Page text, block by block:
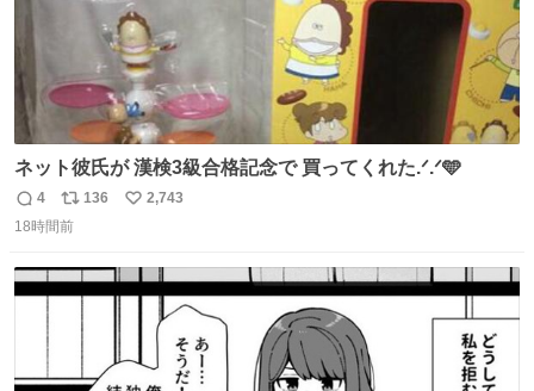
ネット彼氏が 漢検3級合格記念で 買ってくれた.ᐟ.ᐟ🩵
返
信
4
リ
ポ
ト
136
い
数
2,743
18時間前